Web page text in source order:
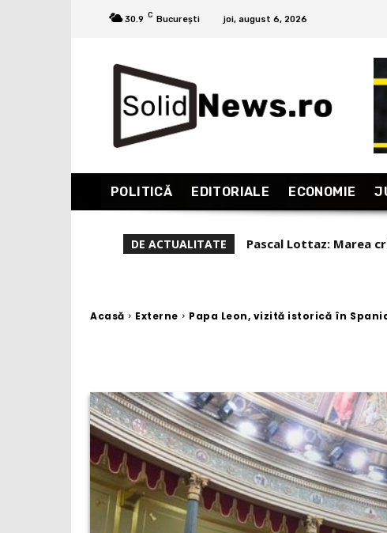
30.9 C București joi, august 6, 2026
POLITICĂ EDITORIALE ECONOMIE
DE ACTUALITATE
Liviu Alexa, reportaj
Acasă Externe Papa Leon, vizită istorică în